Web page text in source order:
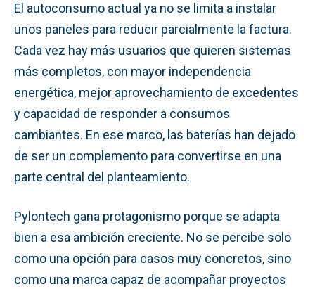
El autoconsumo actual ya no se limita a instalar
unos paneles para reducir parcialmente la factura.
Cada vez hay más usuarios que quieren sistemas
más completos, con mayor independencia
energética, mejor aprovechamiento de excedentes
y capacidad de responder a consumos
cambiantes. En ese marco, las baterías han dejado
de ser un complemento para convertirse en una
parte central del planteamiento.
Pylontech gana protagonismo porque se adapta
bien a esa ambición creciente. No se percibe solo
como una opción para casos muy concretos, sino
como una marca capaz de acompañar proyectos